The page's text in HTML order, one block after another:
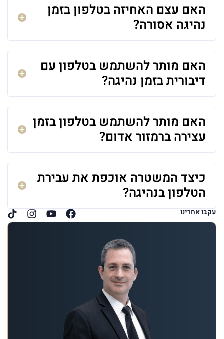
האם עצם האחיזה בטלפון בזמן
נהיגה אסורה?
האם מותר להשתמש בטלפון עם
דיבורית בזמן נהיגה?
האם מותר להשתמש בטלפון בזמן
עצירה ברמזור אדום?
כיצד המשטרה אוכפת את עבירת
הטלפון בנהיגה?
עקבו אחרינו